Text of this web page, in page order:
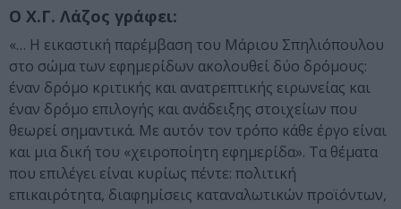
Ο Χ.Γ. Λάζος γράφει:
«… Η εικαστική παρέμβαση του Μάριου Σπηλιόπουλου
στο σώμα των εφημερίδων ακολουθεί δύο δρόμους:
έναν δρόμο κριτικής και ανατρεπτικής ειρωνείας και
έναν δρόμο επιλογής και ανάδειξης στοιχείων που
θεωρεί σημαντικά. Με αυτόν τον τρόπο κάθε έργο είναι
και μια δική του «χειροποίητη εφημερίδα». Τα θέματα
που επιλέγει είναι κυρίως πέντε: πολιτική
επικαιρότητα, διαφημίσεις καταναλωτικών προϊόντων,